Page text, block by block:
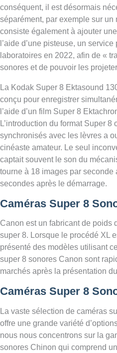
conséquent, il est désormais
séparément, par exemple sur
consiste également à ajouter
l’aide d’une pisteuse, un
laboratoires en 2022, afin de «
sonores et de pouvoir les
La Kodak Super 8 Ektasound
conçu pour enregistrer
l’aide d’un film Super 8
L’introduction du format Super 8
synchronisés avec les lèvres a
cinéaste amateur. Le seul
captait souvent le son du
tourne à 18 images par seconde
secondes après le démarrage.
Caméras Super 8
Canon est un fabricant de poids
super 8. Lorsque le procédé XL
présenté des modèles utilisant
super 8 sonores Canon sont
marchés après la présentation
Caméras Super 8
La vaste sélection de caméras
offre une grande variété
nous nous concentrons sur la
sonores Chinon qui comprend